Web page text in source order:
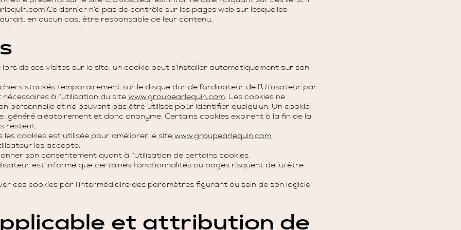
.com Ce dernier n’a pas de contrôle sur les pages web sur lesquelles
en aucun cas, être responsable de leur contenu.
de ses visites sur le site, un cookie peut s’installer automatiquement sur son
stockés temporairement sur le disque dur de l’ordinateur de l’Utilisateur par
à l’utilisation du site www.groupearlequin.com. Les cookies ne
personnelle et ne peuvent pas être utilisés pour identifier quelqu’un. Un cookie
généré aléatoirement et donc anonyme. Certains cookies expirent à la fin de la
restent.
les cookies est utilisée pour améliorer le site www.groupearlequin.com.
les accepte.
son consentement quant à l’utilisation de certains cookies.
est informé que certaines fonctionnalités ou pages risquent de lui être
ces cookies par l’intermédiaire des paramètres figurant au sein de son logiciel
et attribution de